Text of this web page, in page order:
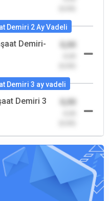
Demiri 2 Ay Vadeli
Demiri-
Demiri 3 ay vadeli
Demiri 3